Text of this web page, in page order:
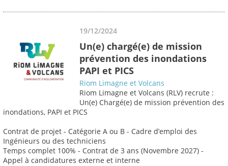
19/12/2024
Un(e) chargé(e) de mission
prévention des inondations
PAPI et PICS
Riom Limagne et Volcans
Riom Limagne et Volcans (RLV) recrute :
Un(e) Chargé(e) de mission prévention des
inondations, PAPI et PICS
Contrat de projet - Catégorie A ou B - Cadre d’emploi des
Ingénieurs ou des techniciens
Temps complet 100% - Contrat de 3 ans (Novembre 2027) -
Appel à candidatures externe et interne